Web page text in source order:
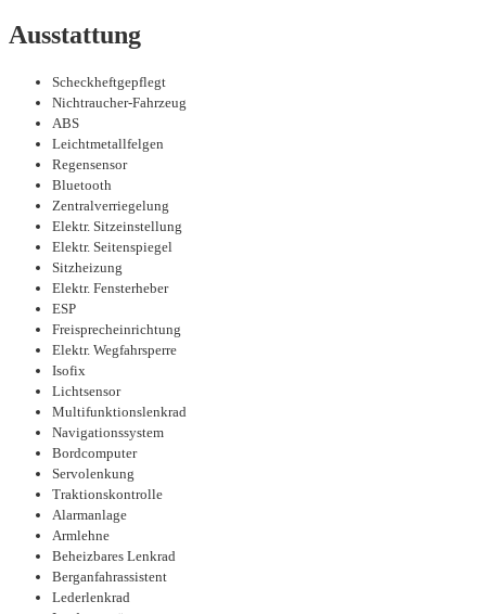
Ausstattung
Scheckheftgepflegt
Nichtraucher-Fahrzeug
ABS
Leichtmetallfelgen
Regensensor
Bluetooth
Zentralverriegelung
Elektr. Sitzeinstellung
Elektr. Seitenspiegel
Sitzheizung
Elektr. Fensterheber
ESP
Freisprecheinrichtung
Elektr. Wegfahrsperre
Isofix
Lichtsensor
Multifunktionslenkrad
Navigationssystem
Bordcomputer
Servolenkung
Traktionskontrolle
Alarmanlage
Armlehne
Beheizbares Lenkrad
Berganfahrassistent
Lederlenkrad